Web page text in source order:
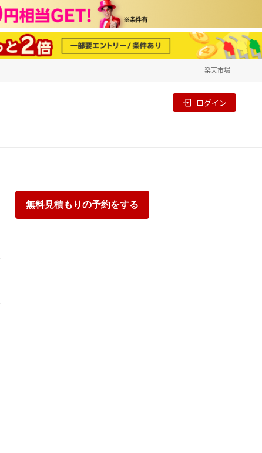
楽天市場
ログイン
無料見積もりの予約をする